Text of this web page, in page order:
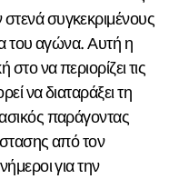
συγκεκριμένους
του αγώνα. Αυτή η
στο να περιορίζει τις
να διαταράξει τη
παράγοντας
από τον
για την